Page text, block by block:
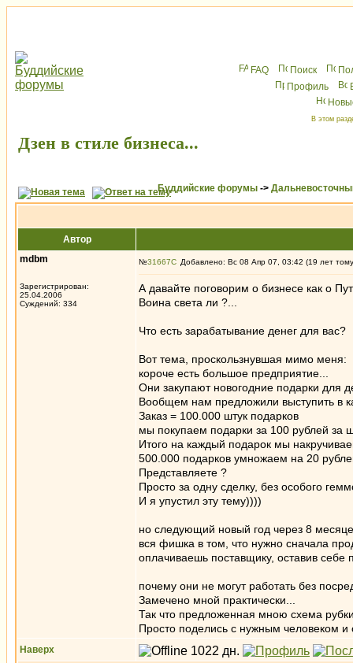
FAQ Поиск
Профиль
В этом
Дзен в стиле бизнеса...
Буддийские форумы ->
Автор
mdbm
Зарегистрирован:
25.04.2006
Суждений: 334
№31667 Добавлено: Вс 08 Апр 07, 03:42 (19 лет
А давайте поговорим о бизнесе как о
Воина света ли ?...
Что есть зарабатывание денег для вас?
Вот тема, проскользнувшая мимо меня:
короче есть большое предприятие...
Они закупают новогодние подарки для
Вообщем нам предложили выступить в
Заказ = 100.000 штук подарков
мы покупаем подарки за 100 рублей за
Итого на каждый подарок мы
500.000 подарков умножаем на 20
Представляете ?
Просто за одну сделку, без особого
И я упустил эту тему))))
но следующий новый год через 8
вся фишка в том, что нужно сначала
оплачиваешь поставщику, оставив
почему они не могут работать без
Замечено мной практически...
Так что предложенная мною схема
Просто поделись с нужным человеком и
Наверх